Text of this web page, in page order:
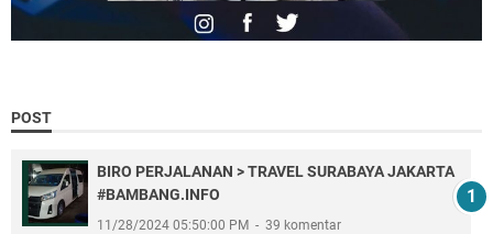
POST
BIRO PERJALANAN > TRAVEL SURABAYA JAKARTA
#BAMBANG.INFO
11/28/2024 05:50:00 PM 39 komentar